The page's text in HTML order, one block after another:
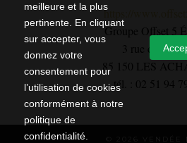
meilleure et la plus
pertinente. En cliquant
sur accepter, vous
donnez votre
consentement pour
l’utilisation de cookies
conformément à notre
politique de
confidentialité.
https://
Groupe Offset 5
3 rue de la
85 150 LES
tél. : 02 51 94